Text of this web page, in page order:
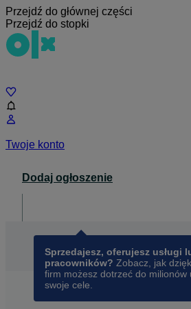
Przejdź do głównej części
Przejdź do stopki
Twoje konto
Dodaj ogłoszenie
Sprzedajesz, oferujesz usługi
pracowników? Zobacz, jak
firm możesz dotrzeć do
swoje cele.